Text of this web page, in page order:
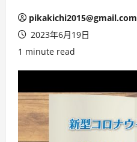
pikakichi2015@gmail.com
2023年6月19日
1 minute read